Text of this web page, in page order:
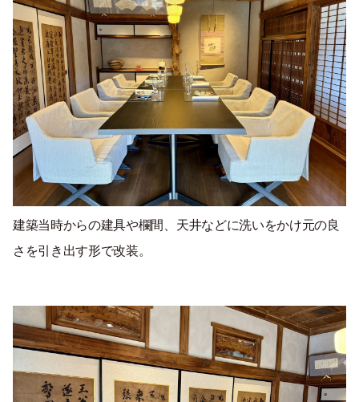
建築当時からの建具や欄間、天井などに洗いをかけ元の良
さを引き出す形で改装。